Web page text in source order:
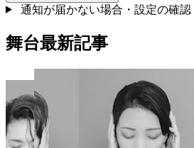
通知が届かない場合・設定の確認
舞台最新記事